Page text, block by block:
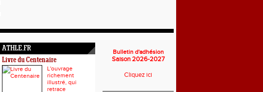
ATHLE.FR
Livre du Centenaire
L'ouvrage
richement
illustré, qui
retrace
Bulletin d'adhésion
Saison 2026-2027
Cliquez ici